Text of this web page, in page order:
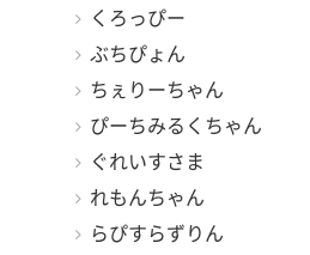
くろっぴー
ぶちぴょん
ちぇりーちゃん
ぴーちみるくちゃん
ぐれいすさま
れもんちゃん
らぴすらずりん